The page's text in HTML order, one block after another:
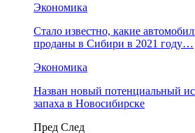
Экономика
Стало известно, какие
проданы в Сибири в 2021 году…
Экономика
Назван новый потенциальный
запаха в Новосибирске
Пред След